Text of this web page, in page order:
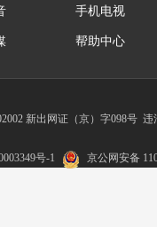
手机电视
帮助中心
新出网证（京）字098号 违
号-1 京公网安备